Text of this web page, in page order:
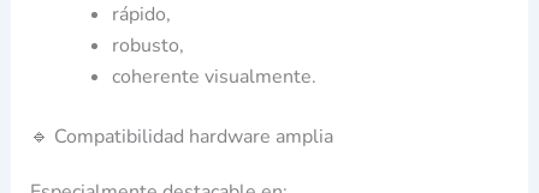
rápido,
robusto,
coherente visualmente.
🔹 Compatibilidad hardware amplia